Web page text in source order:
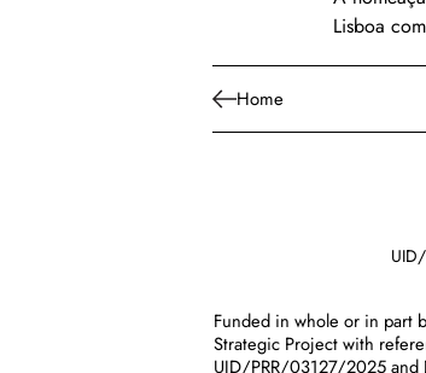
Home
Lisboa
Funded in whole or in part
Strategic Project with
UID/PRR/03127/2025 and